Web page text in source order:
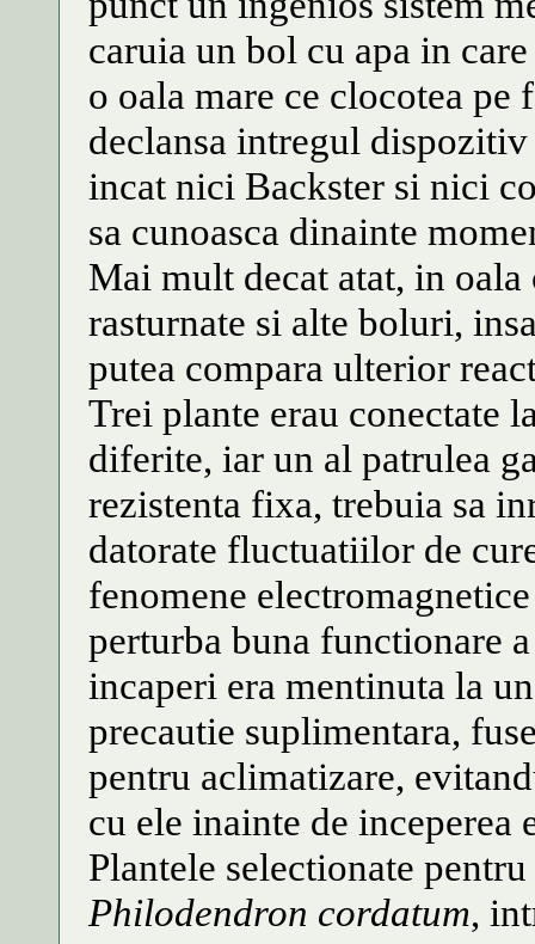
caruia un bol cu apa in
o oala mare ce clocotea
declansa intregul
incat nici Backster si nici
sa cunoasca dinainte
Mai mult decat atat, in oala
rasturnate si alte boluri,
putea compara ulterior
Trei plante erau conectate
diferite, iar un al patrulea
rezistenta fixa, trebuia sa
datorate fluctuatiilor de
fenomene
perturba buna functionare
incaperi era mentinuta la
precautie suplimentara,
pentru aclimatizare,
cu ele inainte de inceperea
Plantele selectionate
Philodendron cordatum,